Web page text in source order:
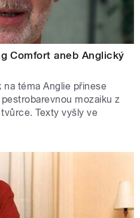
Comfort aneb Anglický
na téma Anglie přinese
mozaiku z
Texty vyšly ve